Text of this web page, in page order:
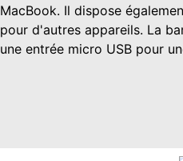
MacBook. Il dispose
pour d'autres appareils. La
une entrée micro USB pour